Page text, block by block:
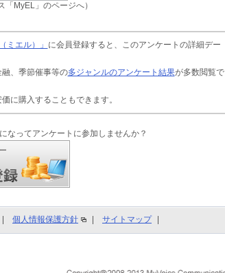
「MyEL」のページへ）
ミエル）」 に会員登録すると、このアンケートの詳細デー
、季節催事等の多ジャンルのアンケート結果が多数閲覧で
価に購入することもできます。
なってアンケートに参加しませんか？
個人情報保護方針 サイトマップ